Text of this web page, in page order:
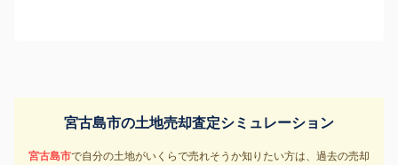
宮古島市の土地売却査定シミュレーション
宮古島市で自分の土地がいくらで売れそうか知りたい方は、過去の売却